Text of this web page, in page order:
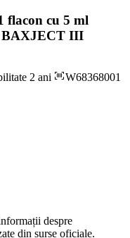
flacon cu 5 ml
BAXJECT III
2 ani
W68368001
despre
din surse oficiale.